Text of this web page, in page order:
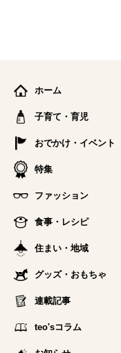
ホーム
子育て・育児
おでかけ・イベント
特集
ファッション
食事・レシピ
住まい・地域
グッズ・おもちゃ
連載記事
teo'sコラム